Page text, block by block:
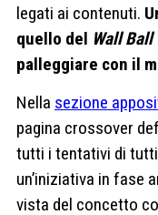
legati ai contenuti.
quello del Wall Ball
palleggiare con il
Nella sezione
pagina crossover
tutti i tentativi di
un’iniziativa in fase
vista del concetto